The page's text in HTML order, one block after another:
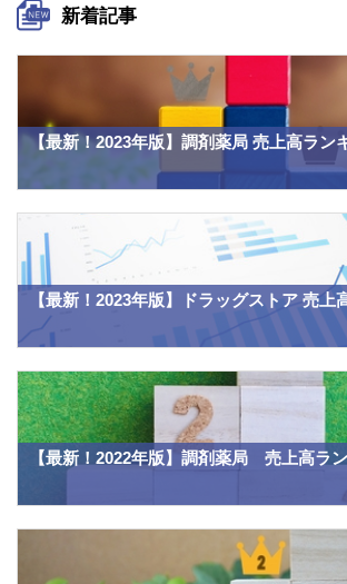
新着記事
【最新！2023年版】調剤薬局 売上高ラン
【最新！2023年版】ドラッグストア 売上
【最新！2022年版】調剤薬局 売上高ラ